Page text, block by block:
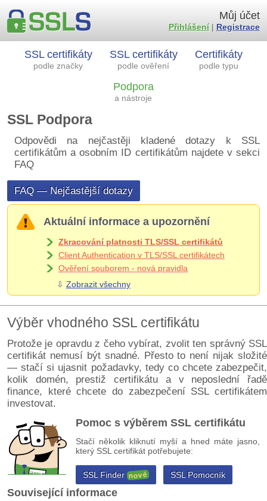
SSL certifikáty
podle značky
SSL certifikáty
podle ověření
Certifikáty
podle typu
Podpora
a nástroje
Můj účet
Přihlášení| Registrace
SSL Podpora
Odpovědi na nejčastěji kladené dotazy k SSL
certifikátům a osobním ID certifikátům najdete v sekci
FAQ
FAQ — Nejčastější dotazy
Aktuální informace a upozornění
Zkracování platnosti TLS/SSL certifikátů
Client Authentication v TLS/SSL certifikátech
Ověření souborem - nová pravidla
⇩ Zobrazit všechny
Výběr vhodného SSL certifikátu
Protože je opravdu z čeho vybírat, zvolit ten správný SSL
certifikát nemusí být snadné. Přesto to není nijak složité
— stačí si ujasnit požadavky, tedy co chcete zabezpečit,
kolik domén, prestiž certifikátu a v neposlední řadě
finance, které chcete do zabezpečení SSL certifikátem
investovat.
Pomoc s výběrem SSL certifikátu
Stačí několik kliknutí myší a hned máte jasno,
který SSL certifikát potřebujete:
SSL Finder nové SSL Pomocník
Související informace